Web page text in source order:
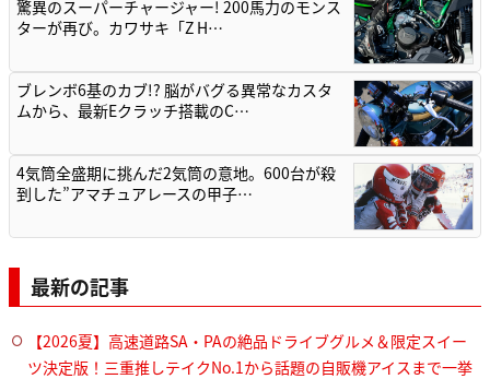
驚異のスーパーチャージャー! 200馬力のモンス
ターが再び。カワサキ「Z H…
ブレンボ6基のカブ!? 脳がバグる異常なカスタ
ムから、最新Eクラッチ搭載のC…
4気筒全盛期に挑んだ2気筒の意地。600台が殺
到した”アマチュアレースの甲子…
最新の記事
【2026夏】高速道路SA・PAの絶品ドライブグルメ＆限定スイー
ツ決定版！三重推しテイクNo.1から話題の自販機アイスまで一挙